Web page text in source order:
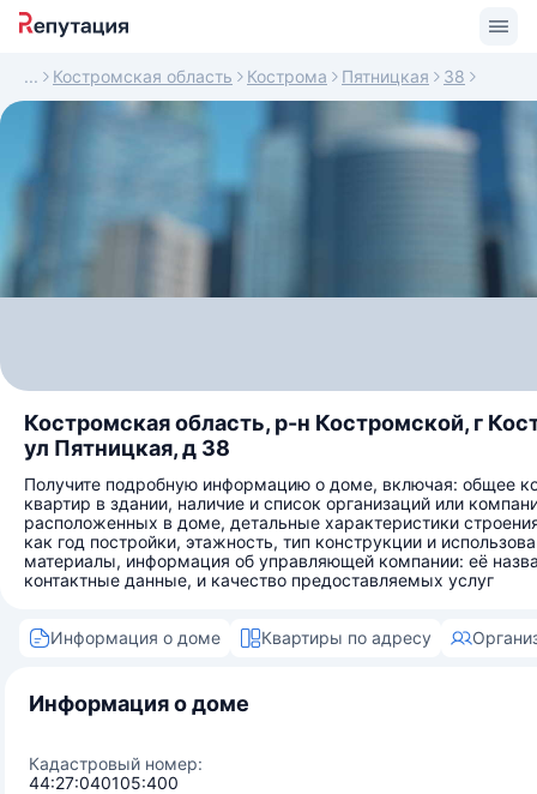
Костромская область Кострома Пятницкая 38
Костромская область, р-н Костромской, г
ул Пятницкая, д 38
Получите подробную информацию о доме, включая: общее
квартир в здании, наличие и список организаций или
расположенных в доме, детальные характеристики
как год постройки, этажность, тип конструкции и
материалы, информация об управляющей компании: её
контактные данные, и качество предоставляемых услуг
Информация о доме Квартиры по адресу
Информация о доме
Кадастровый номер:
44:27:040105:400